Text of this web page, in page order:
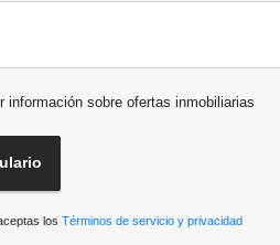
información sobre ofertas inmobiliarias
los Términos de servicio y privacidad